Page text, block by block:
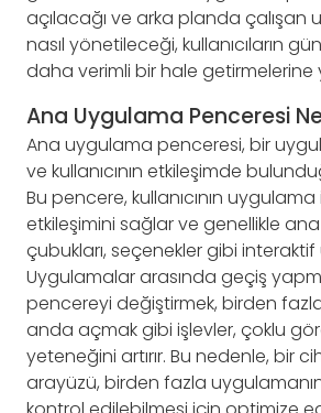
açılacağı ve arka planda çalışan
nasıl yönetileceği, kullanıcıların
daha verimli bir hale getirmelerine
Ana Uygulama Penceresi
Ana uygulama penceresi, bir
ve kullanıcının etkileşimde
Bu pencere, kullanıcının
etkileşimini sağlar ve genellikle
çubukları, seçenekler gibi interaktif
Uygulamalar arasında geçiş
pencereyi değiştirmek, birden
anda açmak gibi işlevler, çoklu
yeteneğini artırır. Bu nedenle, bir
arayüzü, birden fazla